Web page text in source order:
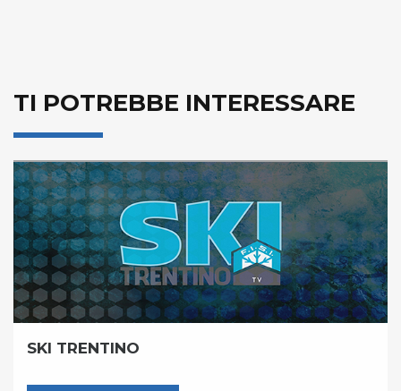
TI POTREBBE INTERESSARE
SKI TRENTINO